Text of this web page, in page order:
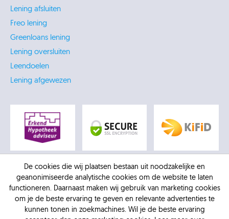
Lening afsluiten
Freo lening
Greenloans lening
Lening oversluiten
Leendoelen
Lening afgewezen
De cookies die wij plaatsen bestaan uit noodzakelijke en
geanonimiseerde analytische cookies om de website te laten
functioneren. Daarnaast maken wij gebruik van marketing cookies
om je de beste ervaring te geven en relevante advertenties te
kunnen tonen in zoekmachines. Wil je de beste ervaring